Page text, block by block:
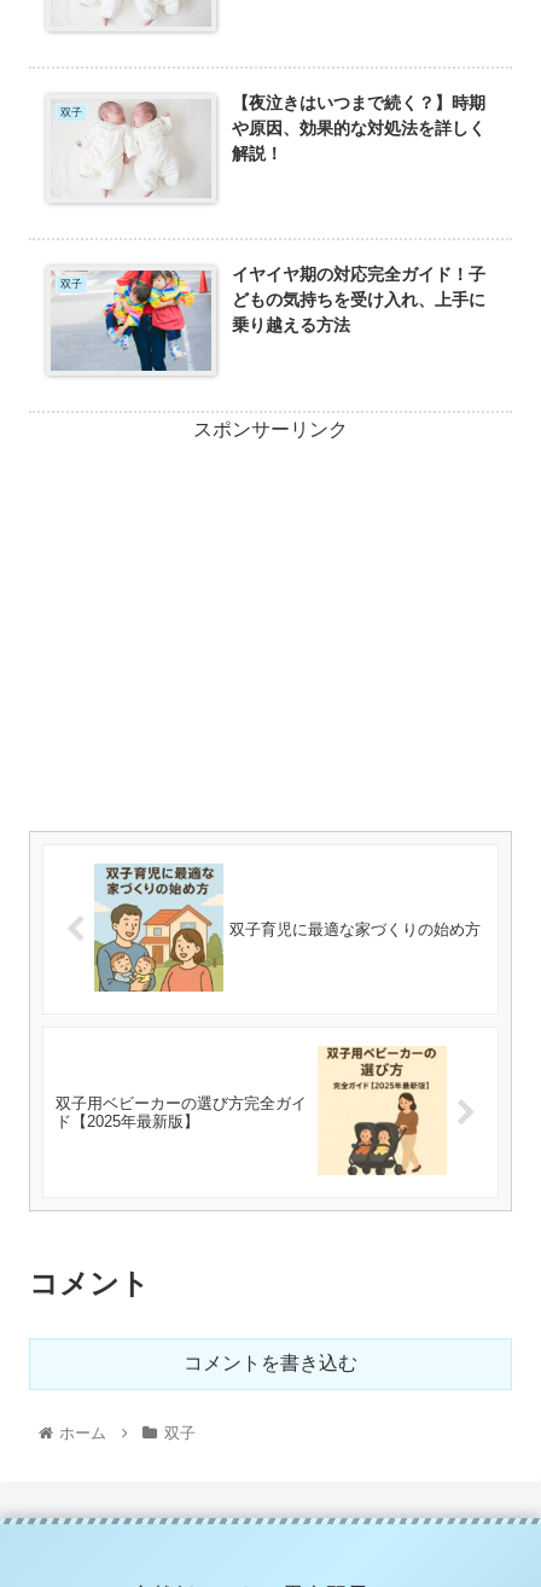
双子
【夜泣きはいつまで続く？】時期
や原因、効果的な対処法を詳しく
解説！
双子
イヤイヤ期の対応完全ガイド！子
どもの気持ちを受け入れ、上手に
乗り越える方法
スポンサーリンク
双子育児に最適な家づくりの始め方
双子用ベビーカーの選び方完全ガイ
ド【2025年最新版】
コメント
コメントを書き込む
ホーム 双子